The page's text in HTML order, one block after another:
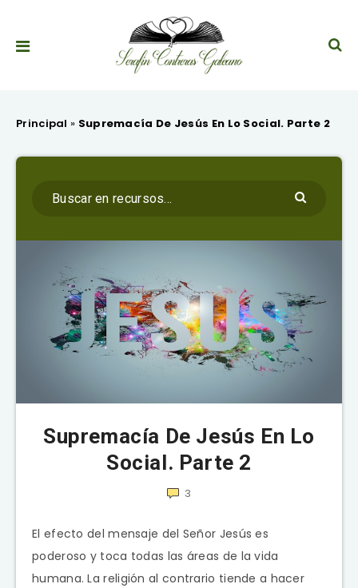
Principal » Supremacía De Jesús En Lo Social. Parte 2
Supremacía De Jesús En Lo
Social. Parte 2
3
El efecto del mensaje del Señor Jesús es
poderoso y toca todas las áreas de la vida
humana. La religión al contrario tiende a hacer